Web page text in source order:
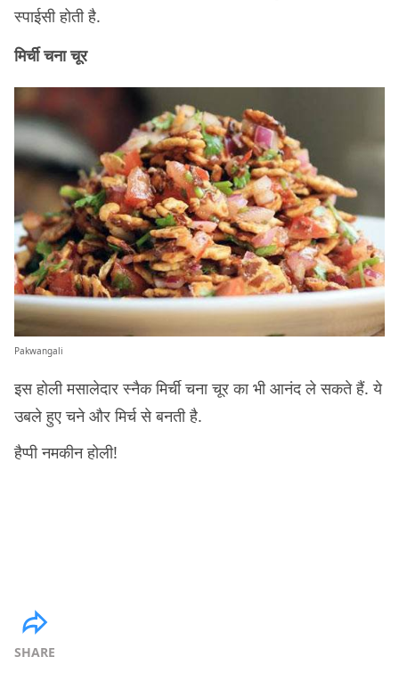
स्पाईसी होती है.
मिर्ची चना चूर
Pakwangali
इस होली मसालेदार स्नैक मिर्ची चना चूर का भी आनंद ले सकते हैं. ये
उबले हुए चने और मिर्च से बनती है.
हैप्पी नमकीन होली!
SHARE